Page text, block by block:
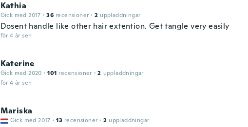
Kathia
Gick med 2017 · 36 recensioner · 2 uppladdningar
Dosent handle like other hair extention. Get tangle very easily
för 4 år sen
Katerine
Gick med 2020 · 101 recensioner · 2 uppladdningar
för 4 år sen
Mariska
Gick med 2017 · 13 recensioner · 2 uppladdningar